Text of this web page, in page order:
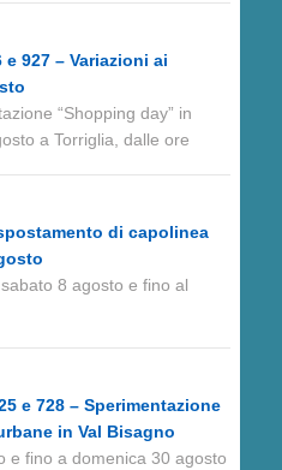
e 927 – Variazioni ai
“Shopping day” in
a Torriglia, dalle ore
di capolinea
8 agosto e fino al
e 728 – Sperimentazione
in Val Bisagno
e fino a domenica 30 agosto